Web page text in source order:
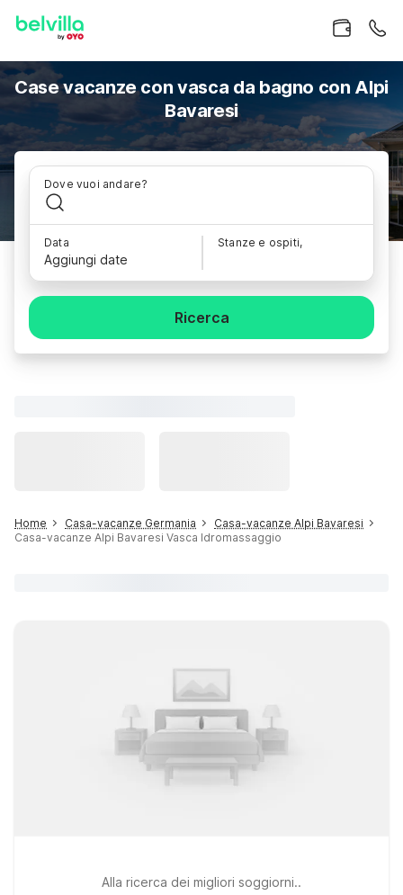
Case vacanze con vasca da bagno con Alpi
Bavaresi
Dove vuoi andare?
Data
Aggiungi date
Stanze e ospiti,
Ricerca
Home Casa-vacanze Germania
Casa-vacanze Alpi Bavaresi
Casa-vacanze Alpi Bavaresi Vasca Idromassaggio
Alla ricerca dei migliori soggiorni..